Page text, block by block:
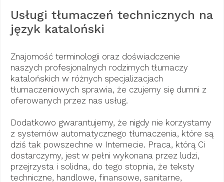
Usługi tłumaczeń technicznych na
język kataloński
Znajomość terminologii oraz doświadczenie
naszych profesjonalnych rodzimych tłumaczy
katalońskich w różnych specjalizacjach
tłumaczeniowych sprawia, że ​​czujemy się dumni z
oferowanych przez nas usług.
Dodatkowo gwarantujemy, że nigdy nie korzystamy
z systemów automatycznego tłumaczenia, które są
dziś tak powszechne w Internecie. Praca, którą Ci
dostarczymy, jest w pełni wykonana przez ludzi,
przejrzysta i solidna, do tego stopnia, że ​​teksty
techniczne, handlowe, finansowe, sanitarne,